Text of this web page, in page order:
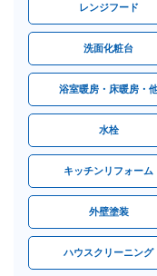
レンジフード
洗面化粧台
浴室暖房・床暖房・
水栓
キッチンリフォーム
外壁塗装
ハウスクリーニング